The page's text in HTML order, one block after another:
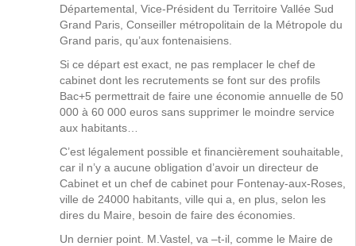
Départemental, Vice-Président du Territoire Vallée Sud
Grand Paris, Conseiller métropolitain de la Métropole du
Grand paris, qu’aux fontenaisiens.
Si ce départ est exact, ne pas remplacer le chef de
cabinet dont les recrutements se font sur des profils
Bac+5 permettrait de faire une économie annuelle de 50
000 à 60 000 euros sans supprimer le moindre service
aux habitants…
C’est légalement possible et financièrement souhaitable,
car il n’y a aucune obligation d’avoir un directeur de
Cabinet et un chef de cabinet pour Fontenay-aux-Roses,
ville de 24000 habitants, ville qui a, en plus, selon les
dires du Maire, besoin de faire des économies.
Un dernier point. M.Vastel, va –t-il, comme le Maire de